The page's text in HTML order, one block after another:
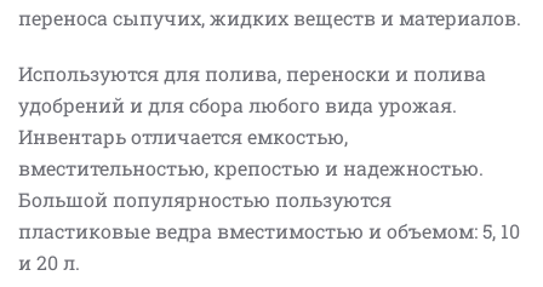
переноса сыпучих, жидких веществ и материалов.
Используются для полива, переноски и полива
удобрений и для сбора любого вида урожая.
Инвентарь отличается емкостью,
вместительностью, крепостью и надежностью.
Большой популярностью пользуются
пластиковые ведра вместимостью и объемом: 5, 10
и 20 л.